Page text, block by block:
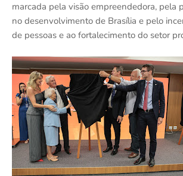
marcada pela visão empreendedora, pela
no desenvolvimento de Brasília e pelo
de pessoas e ao fortalecimento do setor